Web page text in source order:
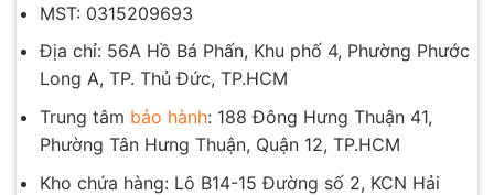
MST: 0315209693
Địa chỉ: 56A Hồ Bá Phấn, Khu phố 4, Phường Phước
Long A, TP. Thủ Đức, TP.HCM
Trung tâm bảo hành: 188 Đông Hưng Thuận 41,
Phường Tân Hưng Thuận, Quận 12, TP.HCM
Kho chứa hàng: Lô B14-15 Đường số 2, KCN Hải